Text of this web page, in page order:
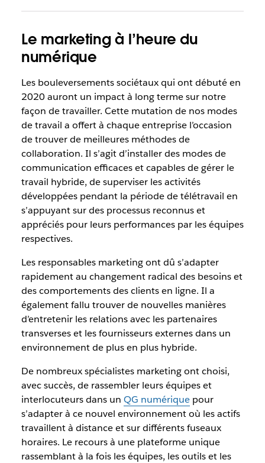
Le marketing à l’heure du
numérique
Les bouleversements sociétaux qui ont débuté en
2020 auront un impact à long terme sur notre
façon de travailler. Cette mutation de nos modes
de travail a offert à chaque entreprise l’occasion
de trouver de meilleures méthodes de
collaboration. Il s’agit d’installer des modes de
communication efficaces et capables de gérer le
travail hybride, de superviser les activités
développées pendant la période de télétravail en
s’appuyant sur des processus reconnus et
appréciés pour leurs performances par les équipes
respectives.
Les responsables marketing ont dû s’adapter
rapidement au changement radical des besoins et
des comportements des clients en ligne. Il a
également fallu trouver de nouvelles manières
d’entretenir les relations avec les partenaires
transverses et les fournisseurs externes dans un
environnement de plus en plus hybride.
De nombreux spécialistes marketing ont choisi,
avec succès, de rassembler leurs équipes et
interlocuteurs dans un QG numériquepour
s’adapter à ce nouvel environnement où les actifs
travaillent à distance et sur différents fuseaux
horaires. Le recours à une plateforme unique
rassemblant à la fois les équipes, les outils et les